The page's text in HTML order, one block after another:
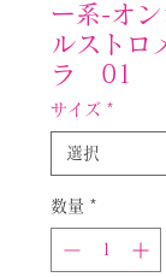
ー系-オ
ルストロ
ラ 01
サイズ *
数量 *